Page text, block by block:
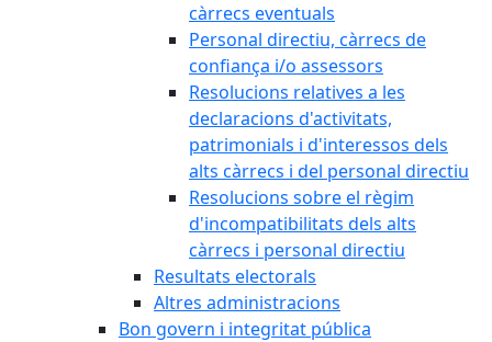
càrrecs eventuals
Personal directiu, càrrecs de
confiança i/o assessors
Resolucions relatives a les
declaracions d'activitats,
patrimonials i d'interessos dels
alts càrrecs i del personal directiu
Resolucions sobre el règim
d'incompatibilitats dels alts
càrrecs i personal directiu
Resultats electorals
Altres administracions
Bon govern i integritat pública